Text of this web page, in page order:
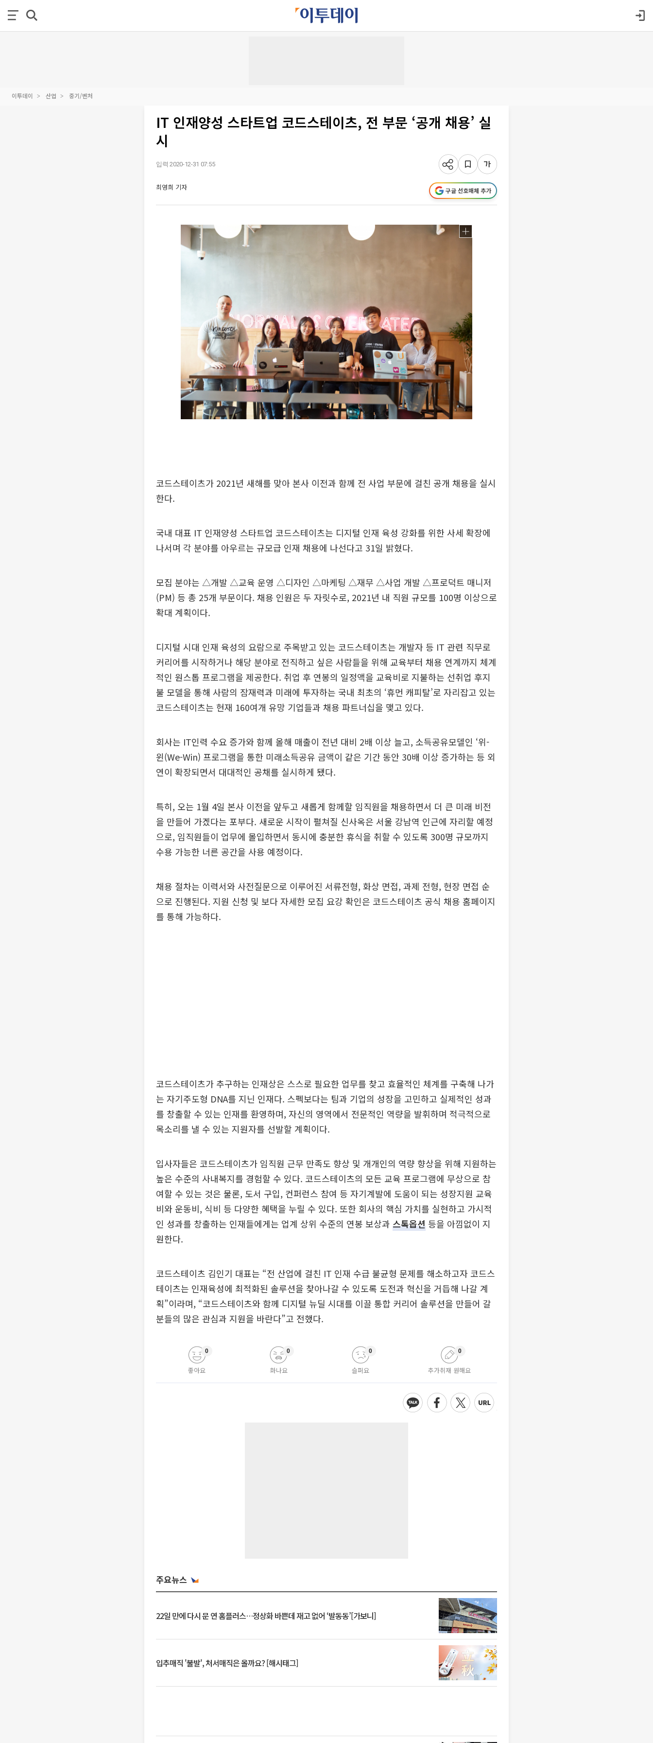
이투데이 산업 중기/벤처
IT 인재양성 스타트업 코드스테이츠, 전 부문 ‘공개 채용’ 실
시
입력 2020-12-31 07:55
최영희 기자 구글 선호매체 추가
코드스테이츠가 2021년 새해를 맞아 본사 이전과 함께 전 사업 부문에 걸친 공개 채용을 실시
한다.
국내 대표 IT 인재양성 스타트업 코드스테이츠는 디지털 인재 육성 강화를 위한 사세 확장에
나서며 각 분야를 아우르는 규모급 인재 채용에 나선다고 31일 밝혔다.
모집 분야는 △개발 △교육 운영 △디자인 △마케팅 △재무 △사업 개발 △프로덕트 매니저
(PM) 등 총 25개 부문이다. 채용 인원은 두 자릿수로, 2021년 내 직원 규모를 100명 이상으로
확대 계획이다.
디지털 시대 인재 육성의 요람으로 주목받고 있는 코드스테이츠는 개발자 등 IT 관련 직무로
커리어를 시작하거나 해당 분야로 전직하고 싶은 사람들을 위해 교육부터 채용 연계까지 체계
적인 원스톱 프로그램을 제공한다. 취업 후 연봉의 일정액을 교육비로 지불하는 선취업 후지
불 모델을 통해 사람의 잠재력과 미래에 투자하는 국내 최초의 ‘휴먼 캐피탈’로 자리잡고 있는
코드스테이츠는 현재 160여개 유망 기업들과 채용 파트너십을 맺고 있다.
회사는 IT인력 수요 증가와 함께 올해 매출이 전년 대비 2배 이상 늘고, 소득공유모델인 ‘위-
윈(We-Win) 프로그램을 통한 미래소득공유 금액이 같은 기간 동안 30배 이상 증가하는 등 외
연이 확장되면서 대대적인 공채를 실시하게 됐다.
특히, 오는 1월 4일 본사 이전을 앞두고 새롭게 함께할 임직원을 채용하면서 더 큰 미래 비전
을 만들어 가겠다는 포부다. 새로운 시작이 펼쳐질 신사옥은 서울 강남역 인근에 자리할 예정
으로, 임직원들이 업무에 몰입하면서 동시에 충분한 휴식을 취할 수 있도록 300명 규모까지
수용 가능한 너른 공간을 사용 예정이다.
채용 절차는 이력서와 사전질문으로 이루어진 서류전형, 화상 면접, 과제 전형, 현장 면접 순
으로 진행된다. 지원 신청 및 보다 자세한 모집 요강 확인은 코드스테이츠 공식 채용 홈페이지
를 통해 가능하다.
코드스테이츠가 추구하는 인재상은 스스로 필요한 업무를 찾고 효율적인 체계를 구축해 나가
는 자기주도형 DNA를 지닌 인재다. 스펙보다는 팀과 기업의 성장을 고민하고 실제적인 성과
를 창출할 수 있는 인재를 환영하며, 자신의 영역에서 전문적인 역량을 발휘하며 적극적으로
목소리를 낼 수 있는 지원자를 선발할 계획이다.
입사자들은 코드스테이츠가 임직원 근무 만족도 향상 및 개개인의 역량 향상을 위해 지원하는
높은 수준의 사내복지를 경험할 수 있다. 코드스테이츠의 모든 교육 프로그램에 무상으로 참
여할 수 있는 것은 물론, 도서 구입, 컨퍼런스 참여 등 자기계발에 도움이 되는 성장지원 교육
비와 운동비, 식비 등 다양한 혜택을 누릴 수 있다. 또한 회사의 핵심 가치를 실현하고 가시적
인 성과를 창출하는 인재들에게는 업계 상위 수준의 연봉 보상과 스톡옵션 등을 아낌없이 지
원한다.
코드스테이츠 김인기 대표는 “전 산업에 걸친 IT 인재 수급 불균형 문제를 해소하고자 코드스
테이츠는 인재육성에 최적화된 솔루션을 찾아나갈 수 있도록 도전과 혁신을 거듭해 나갈 계
획”이라며, “코드스테이츠와 함께 디지털 뉴딜 시대를 이끌 통합 커리어 솔루션을 만들어 갈
분들의 많은 관심과 지원을 바란다”고 전했다.
좋아요
0
화나요
0
슬퍼요
0
추가취재 원해요
0
주요뉴스
22일 만에 다시 문 연 홈플러스…정상화 바쁜데 재고 없어 ‘발동동’[가보니]
입추매직 '불발', 처서매직은 올까요? [해시태그]